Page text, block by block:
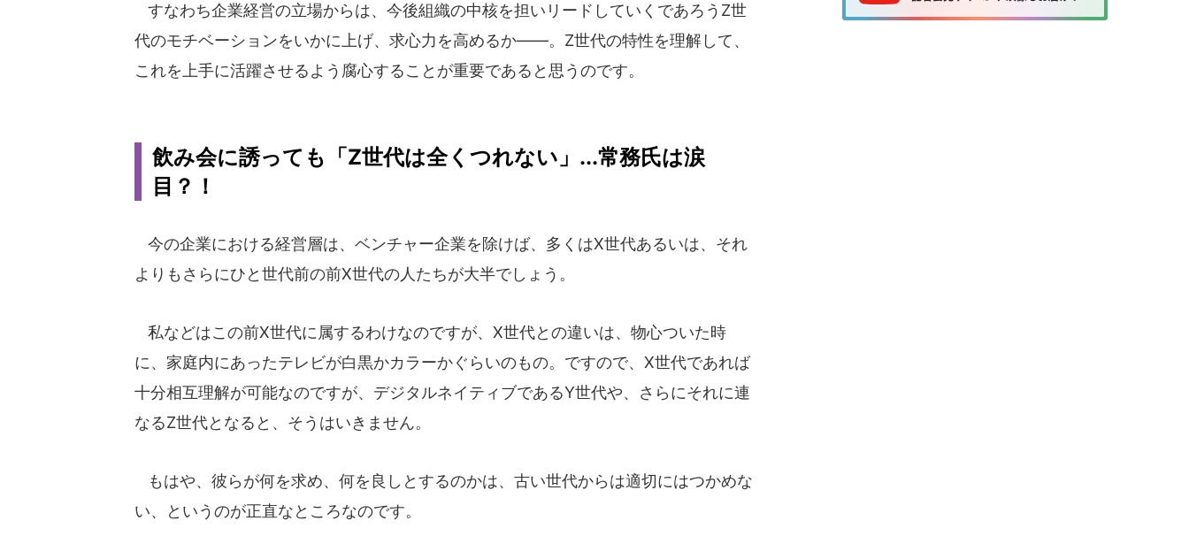
すなわち企業経営の立場からは、今後組織の中核を担いリードしていくであろうZ世
代のモチベーションをいかに上げ、求心力を高めるか――。Z世代の特性を理解して、
これを上手に活躍させるよう腐心することが重要であると思うのです。
飲み会に誘っても「Z世代は全くつれない」...常務氏は涙
目？！
今の企業における経営層は、ベンチャー企業を除けば、多くはX世代あるいは、それ
よりもさらにひと世代前の前X世代の人たちが大半でしょう。
私などはこの前X世代に属するわけなのですが、X世代との違いは、物心ついた時
に、家庭内にあったテレビが白黒かカラーかぐらいのもの。ですので、X世代であれば
十分相互理解が可能なのですが、デジタルネイティブであるY世代や、さらにそれに連
なるZ世代となると、そうはいきません。
もはや、彼らが何を求め、何を良しとするのかは、古い世代からは適切にはつかめな
い、というのが正直なところなのです。